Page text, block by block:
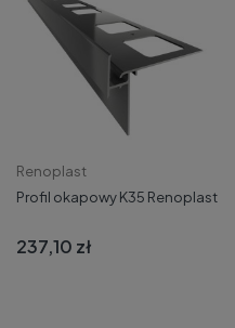
Renoplast
Profil okapowy K35 Renoplast
237,10 zł